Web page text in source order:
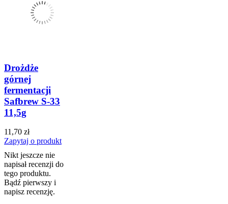
Drożdże
górnej
fermentacji
Safbrew S-33
11,5g
11,70 zł
Zapytaj o produkt
Nikt jeszcze nie
napisał recenzji do
tego produktu.
Bądź pierwszy i
napisz recenzję.